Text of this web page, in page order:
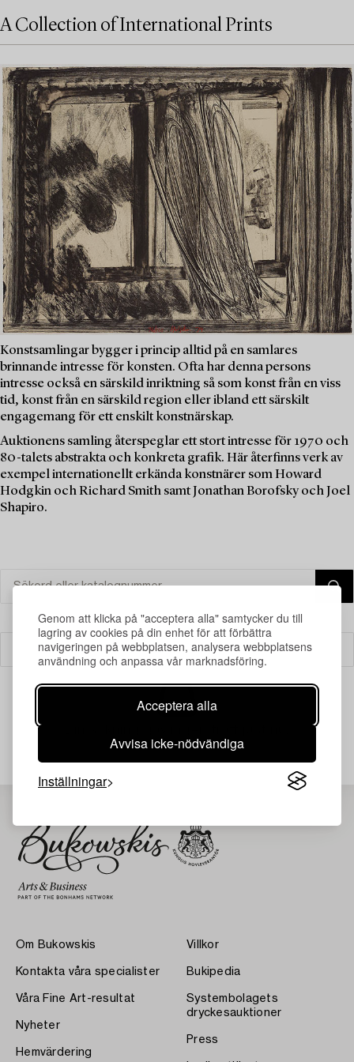
Genom att klicka på "acceptera alla" samtycker du till
lagring av cookies på din enhet för att förbättra
navigeringen på webbplatsen, analysera webbplatsens
användning och anpassa vår marknadsföring.
Acceptera alla
Avvisa icke-nödvändiga
Inställningar
A Collection of International Prints
Konstsamlingar bygger i princip alltid på en samlares
brinnande intresse för konsten. Ofta har denna persons
intresse också en särskild inriktning så som konst från en viss
tid, konst från en särskild region eller ibland ett särskilt
engagemang för ett enskilt konstnärskap.
Auktionens samling återspeglar ett stort intresse för 1970 och
80-talets abstrakta och konkreta grafik. Här återfinns verk av
exempel internationellt erkända konstnärer som Howard
Hodgkin och Richard Smith samt Jonathan Borofsky och Joel
Shapiro.
Filter
Om Bukowskis
Kontakta våra specialister
Våra Fine Art-resultat
Nyheter
Hemvärdering
Villkor
Bukipedia
Systembolagets
dryckesauktioner
Press